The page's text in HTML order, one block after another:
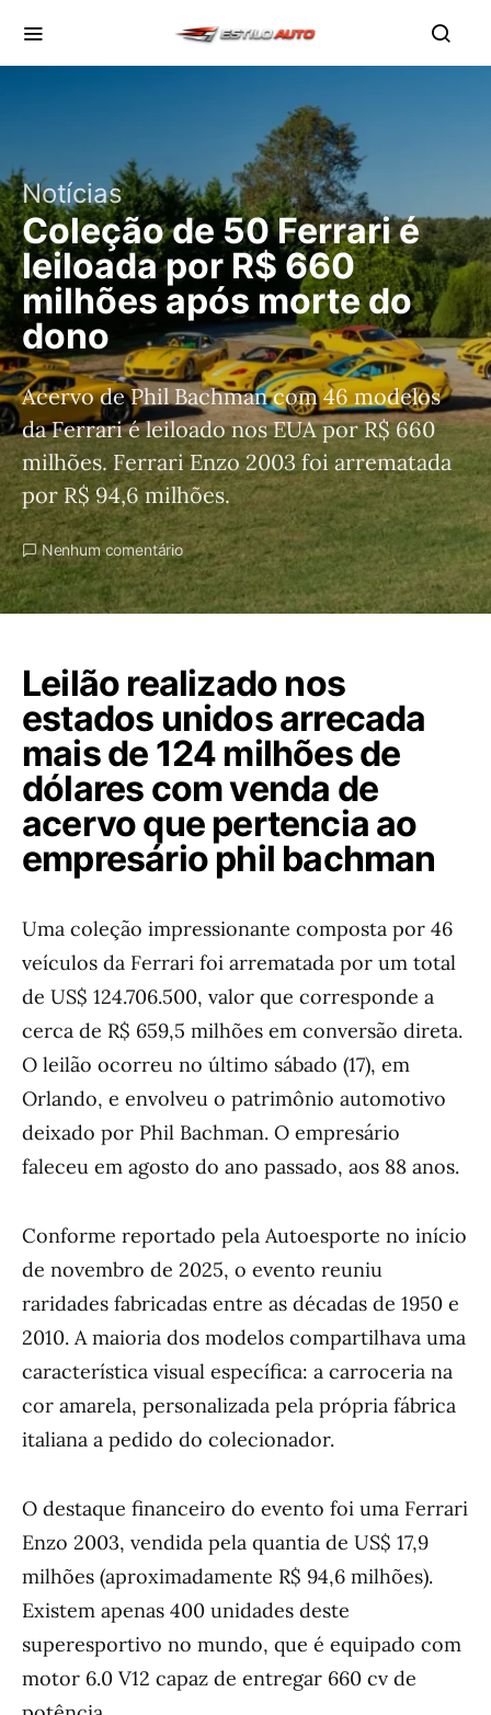
Notícias
Coleção de 50 Ferrari é
leiloada por R$ 660
milhões após morte do
dono
Acervo de Phil Bachman com 46 modelos
da Ferrari é leiloado nos EUA por R$ 660
milhões. Ferrari Enzo 2003 foi arrematada
por R$ 94,6 milhões.
Nenhum comentário
Leilão realizado nos
estados unidos arrecada
mais de 124 milhões de
dólares com venda de
acervo que pertencia ao
empresário phil bachman
Uma coleção impressionante composta por 46
veículos da Ferrari foi arrematada por um total
de US$ 124.706.500, valor que corresponde a
cerca de R$ 659,5 milhões em conversão direta.
O leilão ocorreu no último sábado (17), em
Orlando, e envolveu o patrimônio automotivo
deixado por Phil Bachman. O empresário
faleceu em agosto do ano passado, aos 88 anos.
Conforme reportado pela Autoesporte no início
de novembro de 2025, o evento reuniu
raridades fabricadas entre as décadas de 1950 e
2010. A maioria dos modelos compartilhava uma
característica visual específica: a carroceria na
cor amarela, personalizada pela própria fábrica
italiana a pedido do colecionador.
O destaque financeiro do evento foi uma Ferrari
Enzo 2003, vendida pela quantia de US$ 17,9
milhões (aproximadamente R$ 94,6 milhões).
Existem apenas 400 unidades deste
superesportivo no mundo, que é equipado com
motor 6.0 V12 capaz de entregar 660 cv de